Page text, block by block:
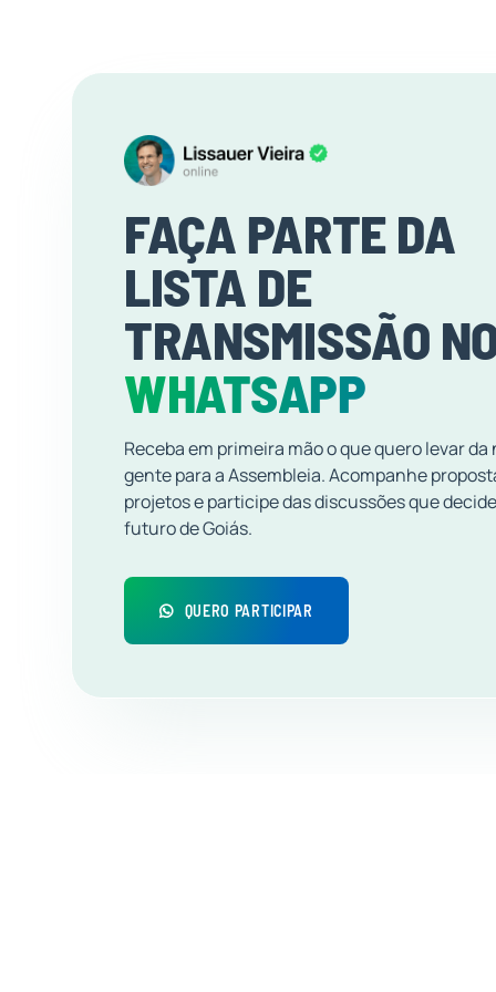
FAÇA PARTE DA
LISTA DE
TRANSMISSÃO
WHATSAPP
Receba em primeira mão o que quero levar da
gente para a Assembleia. Acompanhe
projetos e participe das discussões que
futuro de Goiás.
QUERO PARTICIPAR